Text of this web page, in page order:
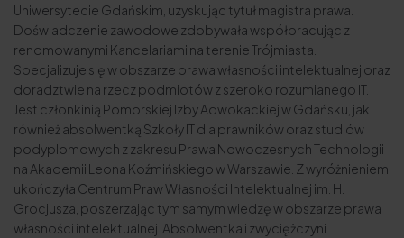
Uniwersytecie Gdańskim, uzyskując tytuł magistra prawa.
Doświadczenie zawodowe zdobywała współpracując z
renomowanymi Kancelariami na terenie Trójmiasta.
Specjalizuje się w obszarze prawa własności intelektualnej oraz
doradztwie na rzecz podmiotów z szeroko rozumianego IT.
Jest członkinią Pomorskiej Izby Adwokackiej w Gdańsku, jak
również absolwentką Szkoły IT dla prawnikóworaz studiów
podyplomowych z zakresu Prawa Nowoczesnych Technologii
na Akademii Leona Koźmińskiego w Warszawie. Z wyróżnieniem
ukończyła Centrum Praw Własności Intelektualnej im. H.
Grocjusza, poszerzając tym samym wiedzę w obszarze prawa
własności intelektualnej. Absolwentka i zwyciężczyni